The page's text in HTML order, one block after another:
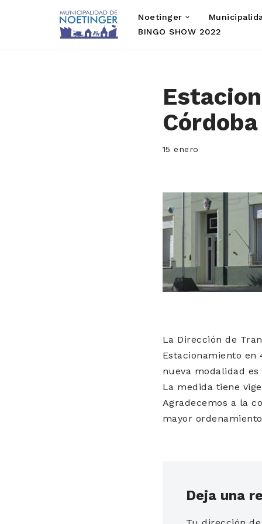
Noetinger
BINGO SHOW 2022
Córdoba
15 enero
La Dirección de
Estacionamiento en
nueva modalidad es
La medida tiene
Agradecemos a la
mayor
Deja una